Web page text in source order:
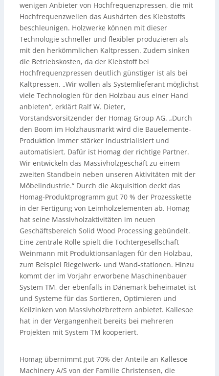
wenigen Anbieter von Hochfrequenzpressen, die mit
Hochfrequenzwellen das Aushärten des Klebstoffs
beschleunigen. Holzwerke können mit dieser
Technologie schneller und flexibler produzieren als
mit den herkömmlichen Kaltpressen. Zudem sinken
die Betriebskosten, da der Klebstoff bei
Hochfrequenzpressen deutlich günstiger ist als bei
Kaltpressen. „Wir wollen als Systemlieferant möglichst
viele Technologien für den Holzbau aus einer Hand
anbieten“, erklärt Ralf W. Dieter,
Vorstandsvorsitzender der Homag Group AG. „Durch
den Boom im Holzhausmarkt wird die Bauelemente-
Produktion immer stärker industrialisiert und
automatisiert. Dafür ist Homag der richtige Partner.
Wir entwickeln das Massivholzgeschäft zu einem
zweiten Standbein neben unseren Aktivitäten mit der
Möbelindustrie.“ Durch die Akquisition deckt das
Homag-Produktprogramm gut 70 % der Prozesskette
in der Fertigung von Leimholzelementen ab. Homag
hat seine Massivholzaktivitäten im neuen
Geschäftsbereich Solid Wood Processing gebündelt.
Eine zentrale Rolle spielt die Tochtergesellschaft
Weinmann mit Produktionsanlagen für den Holzbau,
zum Beispiel Riegelwerk- und Wand-stationen. Hinzu
kommt der im Vorjahr erworbene Maschinenbauer
System TM, der ebenfalls in Dänemark beheimatet ist
und Systeme für das Sortieren, Optimieren und
Keilzinken von Massivholzbrettern anbietet. Kallesoe
hat in der Vergangenheit bereits bei mehreren
Projekten mit System TM kooperiert.
Homag übernimmt gut 70% der Anteile an Kallesoe
Machinery A/S von der Familie Christensen, die